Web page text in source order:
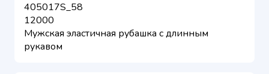
405017S_58
12000
Мужская эластичная рубашка с длинным
рукавом